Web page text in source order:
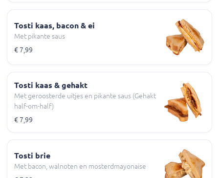
Tosti kaas, bacon & ei
Met pikante saus
€ 7,99
Tosti kaas & gehakt
Met geroosterde uitjes en pikante saus (Gehakt
half-om-half)
€ 7,99
Tosti brie
Met bacon, walnoten en mosterdmayonaise